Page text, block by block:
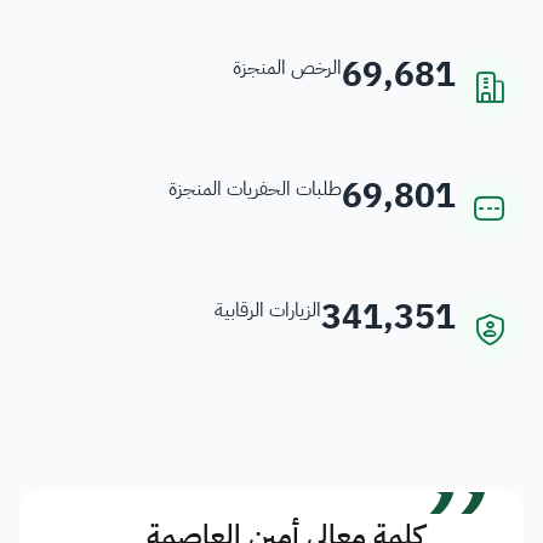
69,681الرخص المنجزة
69,801طلبات الحفريات المنجزة
341,351الزيارات الرقابية